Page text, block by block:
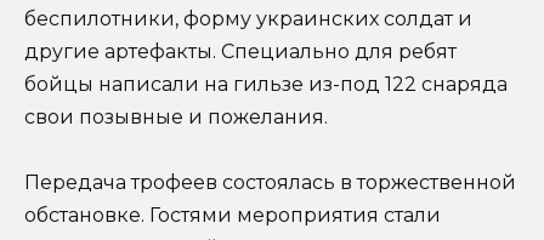
беспилотники, форму украинских солдат и
другие артефакты. Специально для ребят
бойцы написали на гильзе из-под 122 снаряда
свои позывные и пожелания.
Передача трофеев состоялась в торжественной
обстановке. Гостями мероприятия стали